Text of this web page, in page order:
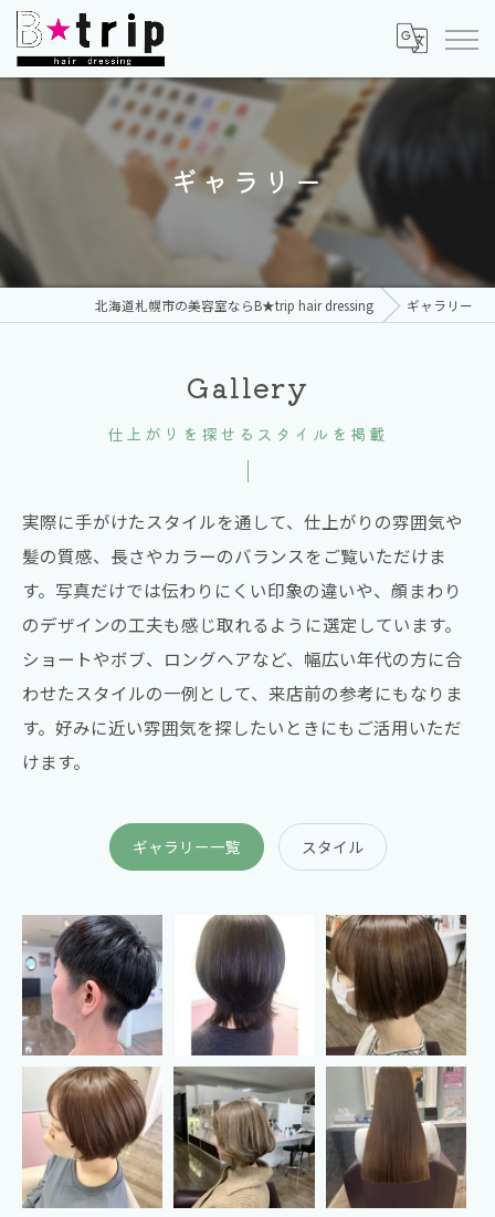
ギャラリー
北海道札幌市の美容室ならB★trip hair dressing ギャラリー
Gallery
仕上がりを探せるスタイルを掲載
実際に手がけたスタイルを通して、仕上がりの雰囲気や
髪の質感、長さやカラーのバランスをご覧いただけま
す。写真だけでは伝わりにくい印象の違いや、顔まわり
のデザインの工夫も感じ取れるように選定しています。
ショートやボブ、ロングヘアなど、幅広い年代の方に合
わせたスタイルの一例として、来店前の参考にもなりま
す。好みに近い雰囲気を探したいときにもご活用いただ
けます。
ギャラリー一覧 スタイル